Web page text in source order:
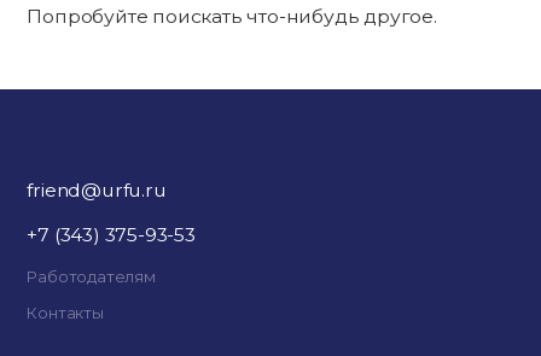
Попробуйте поискать что-нибудь другое.
friend@urfu.ru
+7 (343) 375-93-53
Работодателям
Контакты